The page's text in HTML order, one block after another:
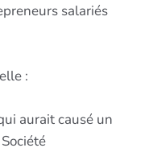
salariés
:
aurait causé un